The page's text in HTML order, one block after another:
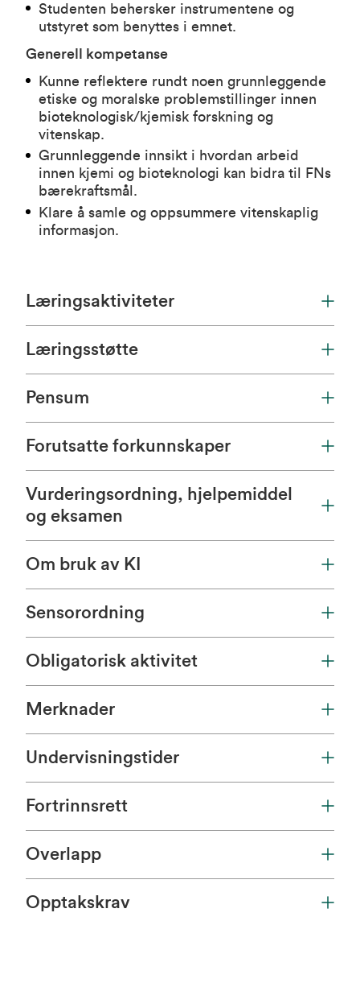
Studenten behersker instrumentene og
utstyret som benyttes i emnet.
Generell kompetanse
Kunne reflektere rundt noen grunnleggende
etiske og moralske problemstillinger innen
bioteknologisk/kjemisk forskning og
vitenskap.
Grunnleggende innsikt i hvordan arbeid
innen kjemi og bioteknologi kan bidra til FNs
bærekraftsmål.
Klare å samle og oppsummere vitenskaplig
informasjon.
Læringsaktiviteter
Læringsstøtte
Pensum
Forutsatte forkunnskaper
Vurderingsordning, hjelpemiddel
og eksamen
Om bruk av KI
Sensorordning
Obligatorisk aktivitet
Merknader
Undervisningstider
Fortrinnsrett
Overlapp
Opptakskrav